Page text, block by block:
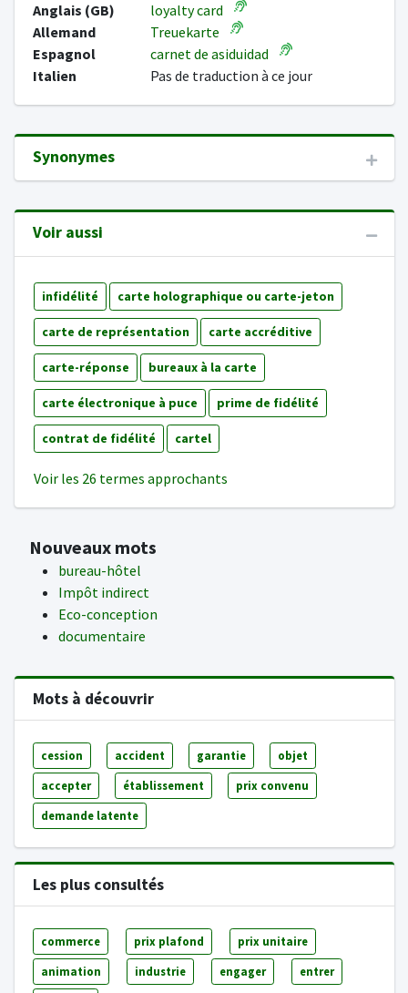
Anglais (GB)
loyalty card
Allemand
Treuekarte
Espagnol
carnet de asiduidad
Italien
Pas de traduction à ce jour
Synonymes
Voir aussi
infidélité carte holographique ou carte-jeton
carte de représentation carte accréditive
carte-réponse bureaux à la carte
carte électronique à puce prime de fidélité
contrat de fidélité cartel
Voir les 26 termes approchants
Nouveaux mots
bureau-hôtel
Impôt indirect
Eco-conception
documentaire
Mots à découvrir
cession accident garantie objet
accepter établissement prix convenu
demande latente
Les plus consultés
commerce prix plafond prix unitaire
animation industrie engager entrer